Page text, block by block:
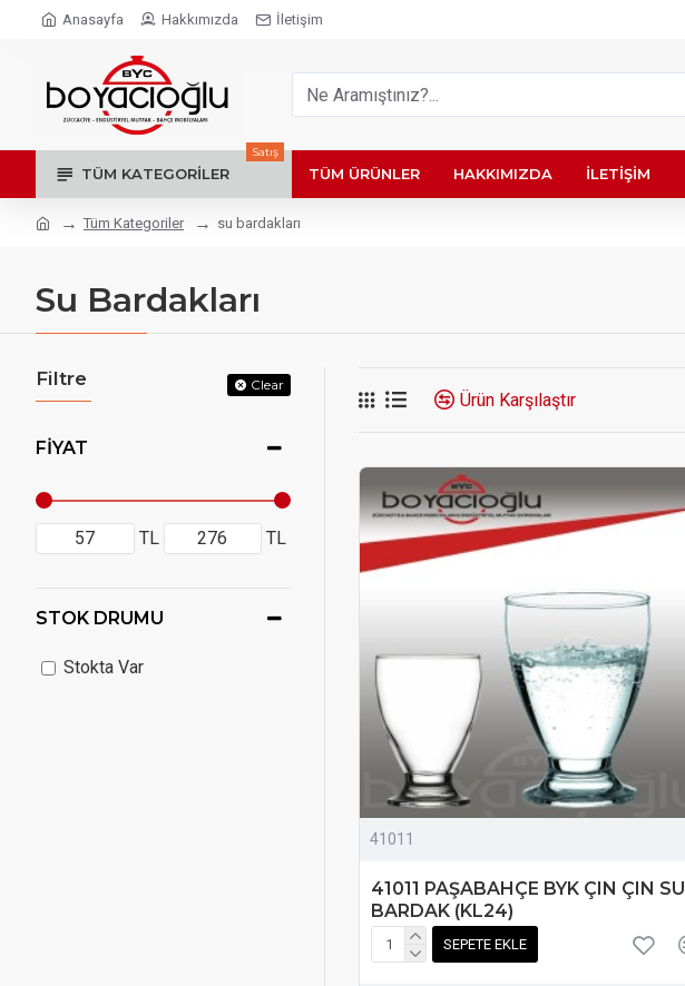
Anasayfa Hakkımızda İletişim
TÜM KATEGORILER
Satış
TÜM ÜRÜNLER HAKKIMIZDA İLETIŞIM
Tüm Kategoriler su bardakları
Su Bardakları
Filtre Clear
FIYAT
TL TL
STOK DRUMU
Stokta Var
Ürün Karşılaştır
41011
41011 PAŞABAHÇE BYK ÇIN ÇIN SU
BARDAK (KL24)
SEPETE EKLE